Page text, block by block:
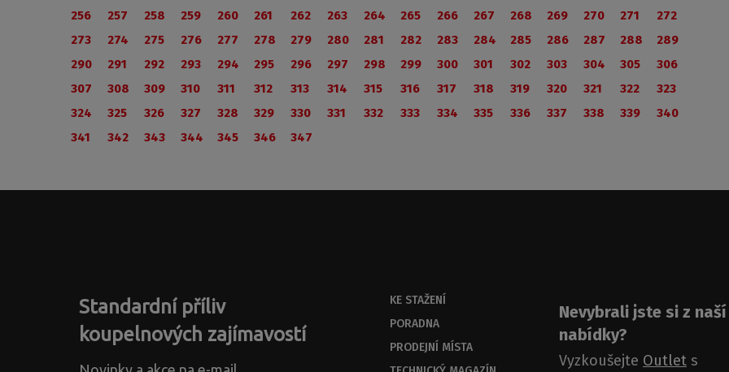
256
257 258 259 260 261 262 263 264 265 266 267 268 269 270 271
272
273
274 275 276 277 278 279 280 281 282 283 284 285 286 287 288
289
290
291 292 293 294 295 296 297 298 299 300 301 302 303 304 305
306
307
308 309 310 311 312 313 314 315 316 317 318 319 320 321 322
323
324
325 326 327 328 329 330 331 332 333 334 335 336 337 338 339
340
341
342 343 344 345 346 347
Standardní příliv
koupelnových zajímavostí
KE STAŽENÍ
PORADNA
PRODEJNÍ MÍSTA
Nevybrali jste si z naší
nabídky?
Vyzkoušejte Outlet s